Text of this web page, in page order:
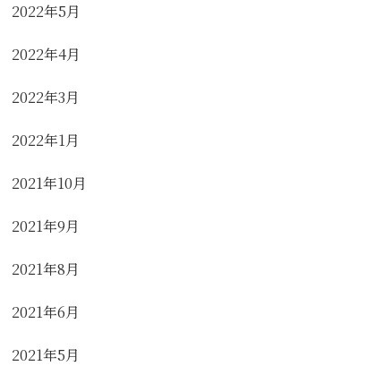
2022年5月
2022年4月
2022年3月
2022年1月
2021年10月
2021年9月
2021年8月
2021年6月
2021年5月